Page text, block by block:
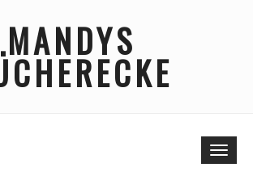
MANDYS